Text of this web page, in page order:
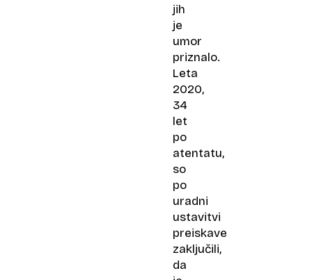
jih
je
umor
priznalo.
Leta
2020,
34
let
po
atentatu,
so
po
uradni
ustavitvi
preiskave
zaključili,
da